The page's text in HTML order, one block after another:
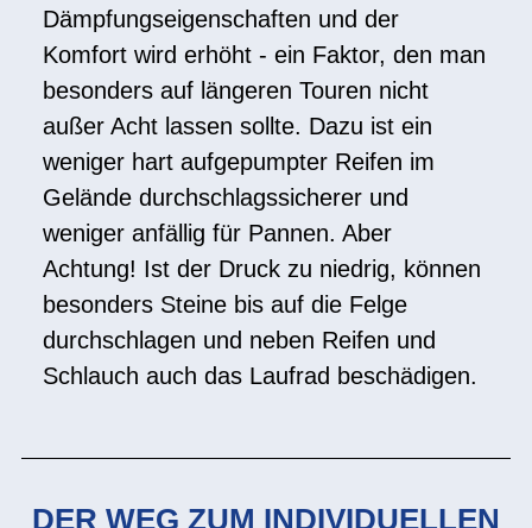
Dämpfungseigenschaften und der
Komfort wird erhöht - ein Faktor, den man
besonders auf längeren Touren nicht
außer Acht lassen sollte. Dazu ist ein
weniger hart aufgepumpter Reifen im
Gelände durchschlagssicherer und
weniger anfällig für Pannen. Aber
Achtung! Ist der Druck zu niedrig, können
besonders Steine bis auf die Felge
durchschlagen und neben Reifen und
Schlauch auch das Laufrad beschädigen.
DER WEG ZUM INDIVIDUELLEN